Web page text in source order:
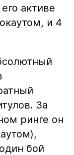
активе
и 4
За
ринге он
бой